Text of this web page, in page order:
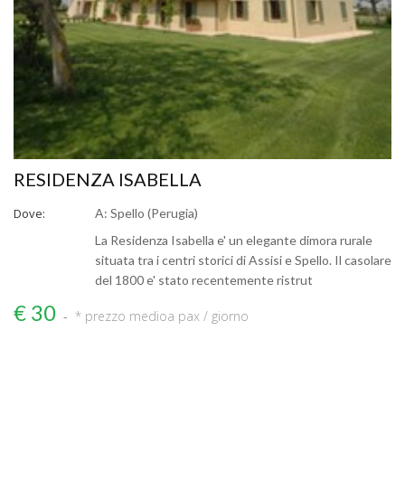
RESIDENZA ISABELLA
Dove:
A: Spello (Perugia)
La Residenza Isabella e' un elegante dimora rurale
situata tra i centri storici di Assisi e Spello. Il casolare
del 1800 e' stato recentemente ristrut
€ 30 * prezzo medioa pax / giorno